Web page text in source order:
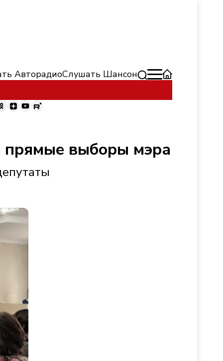
АвторадиоСлушать Шансон
прямые выборы мэра